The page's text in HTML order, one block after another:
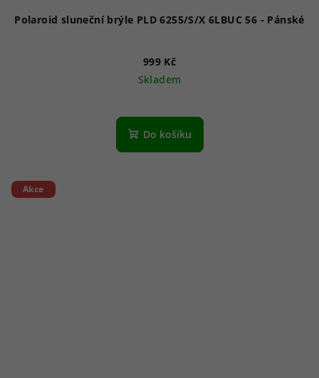
Polaroid sluneční brýle PLD 6255/S/X 6LBUC 56 - Pánské
999 Kč
Skladem
Do košíku
Akce